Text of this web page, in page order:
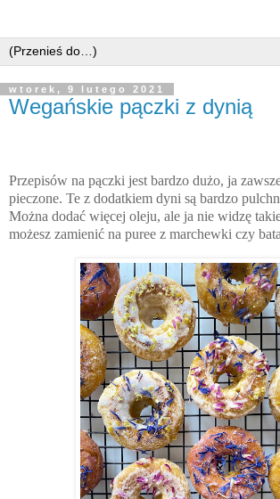
wtorek, 9 lutego 2021
Wegańskie pączki z dynią
Przepisów na pączki jest bardzo dużo, ja
pieczone. Te z dodatkiem dyni są bardzo
Można dodać więcej oleju, ale ja nie widzę
możesz zamienić na puree z marchewki czy